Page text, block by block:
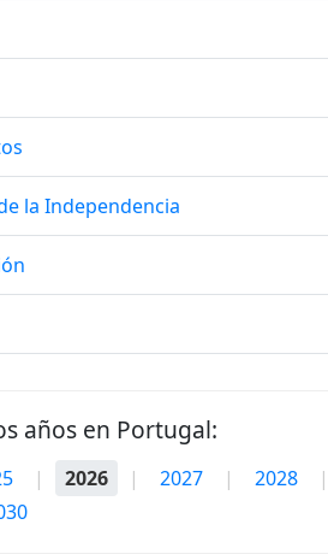
la Independencia
años en Portugal:
| 2026 | 2027 | 2028 |